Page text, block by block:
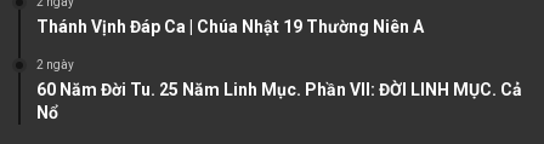
Thánh Vịnh Đáp Ca | Chúa Nhật 19 Thường Niên A
2 ngày
60 Năm Đời Tu. 25 Năm Linh Mục. Phần VII: ĐỜI LINH MỤC. Cả
Nổ